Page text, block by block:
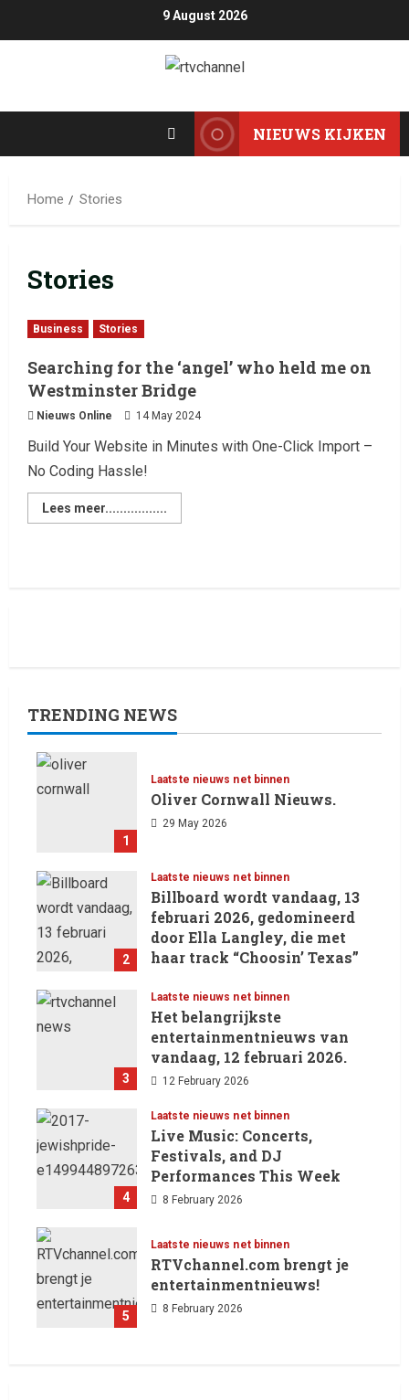
9 August 2026
NIEUWS KIJKEN
Home Stories
Stories
Business Stories
Searching for the ‘angel’ who held me on
Westminster Bridge
Nieuws Online 14 May 2024
Build Your Website in Minutes with One-Click Import –
No Coding Hassle!
Lees meer.................
TRENDING NEWS
1
Laatste nieuws net binnen
Oliver Cornwall Nieuws.
29 May 2026
2
Laatste nieuws net binnen
Billboard wordt vandaag, 13
februari 2026, gedomineerd
door Ella Langley, die met
haar track “Choosin’ Texas”
in de Hot 100 heeft behaald.
13 February 2026
3
Laatste nieuws net binnen
Het belangrijkste
entertainmentnieuws van
vandaag, 12 februari 2026.
12 February 2026
4
Laatste nieuws net binnen
Live Music: Concerts,
Festivals, and DJ
Performances This Week
8 February 2026
5
Laatste nieuws net binnen
RTVchannel.com brengt je
entertainmentnieuws!
8 February 2026